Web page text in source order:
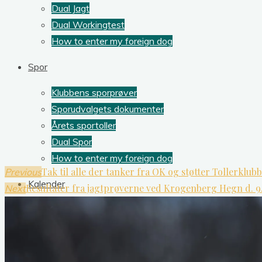
Dual Jagt
Dual Workingtest
How to enter my foreign dog
Spor
Klubbens sporprøver
Sporudvalgets dokumenter
Årets sportoller
Dual Spor
How to enter my foreign dog
Kalender
PreviousTak til alle der tanker fra OK og støtter
NextResultater fra jagtprøverne ved Krogenberg Hegn d.